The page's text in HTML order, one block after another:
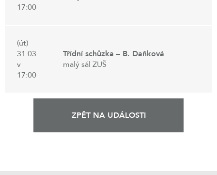
17:00
(út)
31.03.
v
17:00
Třídní schůzka – B. Daňková
malý sál ZUŠ
ZPĚT NA UDÁLOSTI